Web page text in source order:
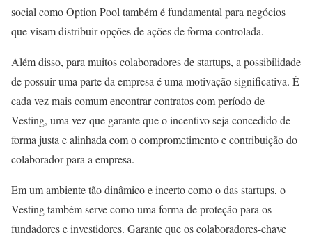
social como Option Pool também é fundamental para negócios
que visam distribuir opções de ações de forma controlada.
Além disso, para muitos colaboradores de startups, a possibilidade
de possuir uma parte da empresa é uma motivação significativa. É
cada vez mais comum encontrar contratos com período de
Vesting, uma vez que garante que o incentivo seja concedido de
forma justa e alinhada com o comprometimento e contribuição do
colaborador para a empresa.
Em um ambiente tão dinâmico e incerto como o das startups, o
Vesting também serve como uma forma de proteção para os
fundadores e investidores. Garante que os colaboradores-chave